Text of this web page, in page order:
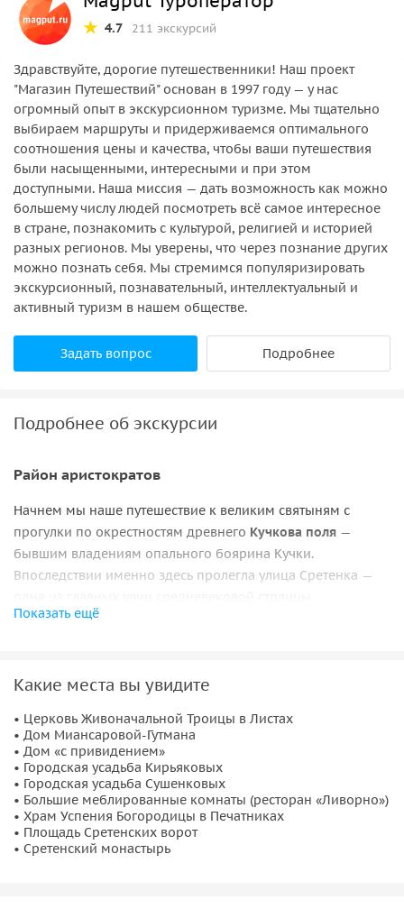
4.7 211 экскурсий
Здравствуйте, дорогие путешественники! Наш проект
"Магазин Путешествий" основан в 1997 году — у нас
огромный опыт в экскурсионном туризме. Мы тщательно
выбираем маршруты и придерживаемся оптимального
соотношения цены и качества, чтобы ваши путешествия
были насыщенными, интересными и при этом
доступными. Наша миссия — дать возможность как можно
большему числу людей посмотреть всё самое интересное
в стране, познакомить с культурой, религией и историей
разных регионов. Мы уверены, что через познание других
можно познать себя. Мы стремимся популяризировать
экскурсионный, познавательный, интеллектуальный и
активный туризм в нашем обществе.
Задать вопрос Подробнее
Подробнее об экскурсии
Район аристократов
Начнем мы наше путешествие к великим святыням с
прогулки по окрестностям древнего Кучкова поля —
бывшим владениям опального боярина Кучки.
Впоследствии именно здесь пролегла улица Сретенка —
доходным домом Миансаровой (Дом с изразцами).
Мы узнаем, где на Сретенке находится
привидением, увидим пышную городскую усадьбу
Кирьяковых и услышим интересные, малоизвестные
подробности биографий исторических персон,
прославивших этот аристократичный район Москвы.
К святым местам
Показать ещё
Какие места вы увидите
• Церковь Живоначальной Троицы в Листах
• Дом Миансаровой-Гутмана
• Дом «с привидением»
• Городская усадьба Кирьяковых
• Городская усадьба Сушенковых
• Большие меблированные комнаты (ресторан «Ливорно»)
• Храм Успения Богородицы в Печатниках
• Площадь Сретенских ворот
• Сретенский монастырь